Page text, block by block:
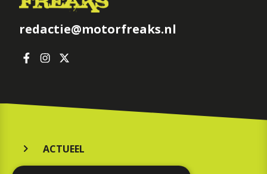
redactie@motorfreaks.nl
ACTUEEL